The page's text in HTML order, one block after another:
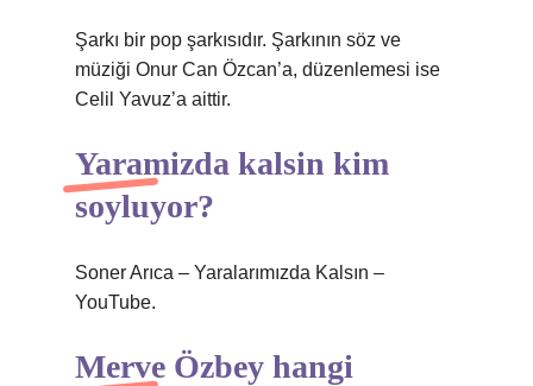
Şarkı bir pop şarkısıdır. Şarkının söz ve
müziği Onur Can Özcan’a, düzenlemesi ise
Celil Yavuz’a aittir.
Yaramizda kalsin kim
soyluyor?
Soner Arıca – Yaralarımızda Kalsın –
YouTube.
Merve Özbey hangi